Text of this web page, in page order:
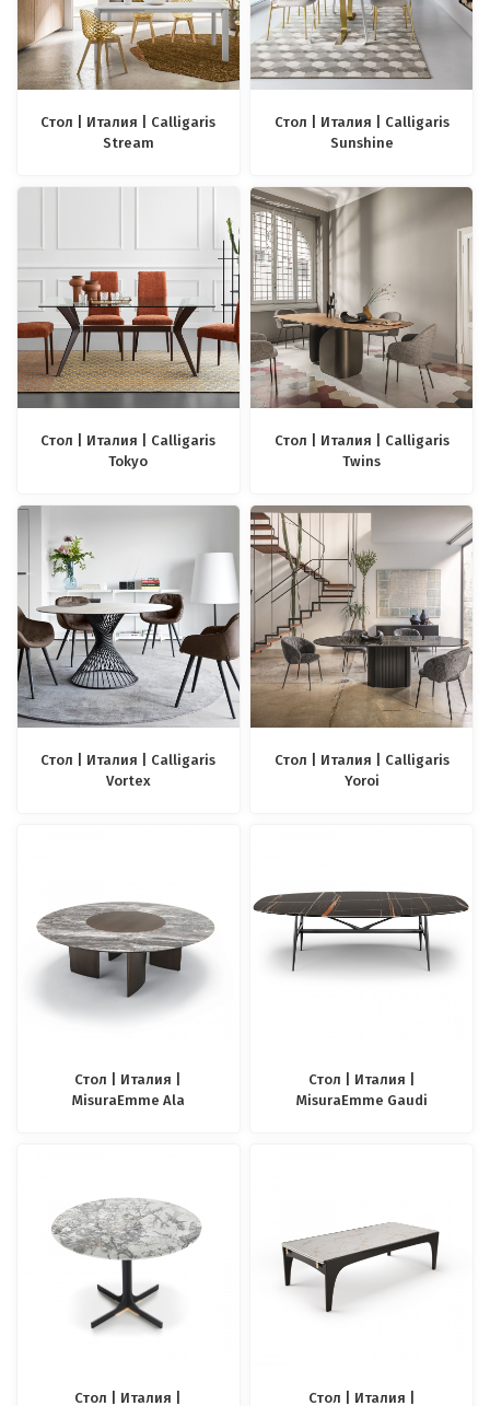
Стол | Италия | Calligaris
Stream
Стол | Италия | Calligaris
Sunshine
Стол | Италия | Calligaris
Tokyo
Стол | Италия | Calligaris
Twins
Стол | Италия | Calligaris
Vortex
Стол | Италия | Calligaris
Yoroi
Стол | Италия |
MisuraEmme Ala
Стол | Италия |
MisuraEmme Gaudi
Стол | Италия |
Стол | Италия |